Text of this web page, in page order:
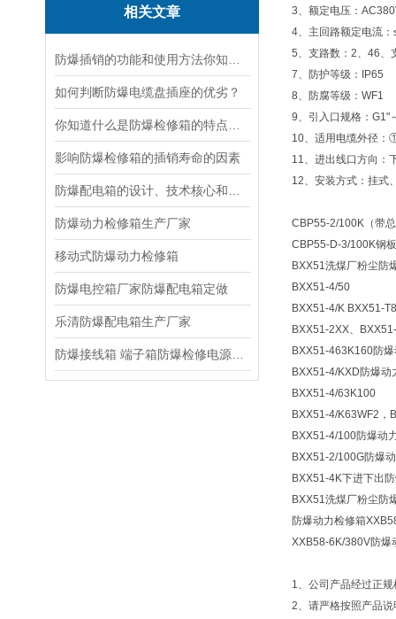
相关文章
如何判断防爆电缆盘插座的优劣？
影响防爆检修箱的插销寿命的因素
防爆动力检修箱生产厂家
移动式防爆动力检修箱
防爆电控箱厂家防爆配电箱定做
乐清防爆配电箱生产厂家
3、额定电压：
4、主回路额定电流
5、支路数：2、46、
7、防护等级：IP65
8、防腐等级：WF1
9、引入口规格：G1"
10、适用电缆外径
11、进出线口方向：
12、安装方式：挂式
CBP55-2/100K（带
CBP55-D-3/100K钢
BXX51洗煤厂粉尘防
BXX51-4/50
BXX51-4/K BXX51-
BXX51-2XX、
BXX51-463K160防
BXX51-4/KXD防爆动
BXX51-4/63K100
BXX51-4/K63WF2，
BXX51-4/100防爆动
BXX51-2/100G防爆
BXX51-4K下进下出
BXX51洗煤厂粉尘防
防爆动力检修箱
XXB58-6K/380V防爆
1、公司产品经过正
2、请严格按照产品